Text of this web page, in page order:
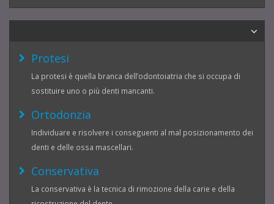
Protesi
La protesi è quella branca dell’odontoiatria che si occupa di
sostituire uno o più denti mancanti.
Ortodonzia
Individuare e risolvere i conseguenti al mal posizionamento dei
denti e delle ossa mascellari.
Conservativa
La conservativa è la tecnica di rimozione della carie e della